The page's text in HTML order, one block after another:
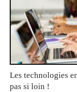
Les technologies
pas si loin !